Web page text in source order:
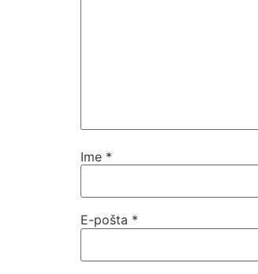
Ime *
E-pošta *